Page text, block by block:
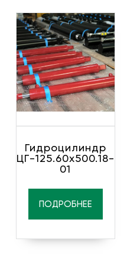
Гидроцилиндр
ЦГ-125.60х500.18-
01
ПОДРОБНЕЕ